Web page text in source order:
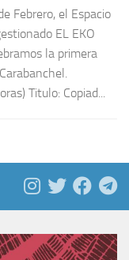
Febrero, el Espacio
EL EKO
la primera
Titulo: Copiad...